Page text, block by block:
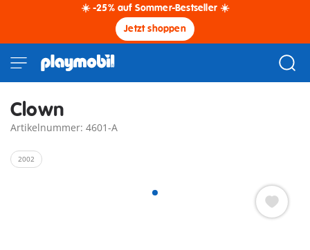
☀️ -25% auf Sommer-Bestseller ☀️
Jetzt shoppen
Clown
Artikelnummer: 4601-A
2002